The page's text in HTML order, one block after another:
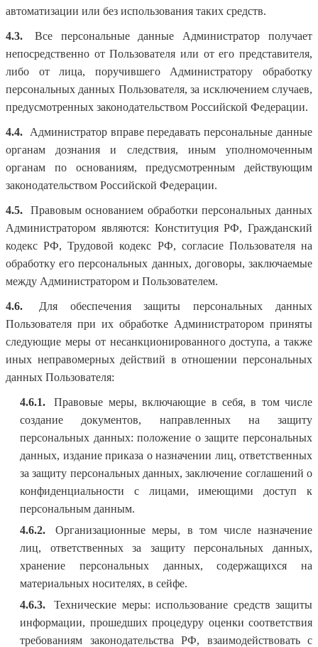
автоматизации или без использования таких средств.
4.3.
Все персональные данные Администратор получает
непосредственно от Пользователя или от его представителя,
либо от лица, поручившего Администратору обработку
персональных данных Пользователя, за исключением случаев,
предусмотренных законодательством Российской Федерации.
4.4.
Администратор вправе передавать персональные данные
органам дознания и следствия, иным уполномоченным
органам по основаниям, предусмотренным действующим
законодательством Российской Федерации.
4.5.
Правовым основанием обработки персональных данных
Администратором являются: Конституция РФ, Гражданский
кодекс РФ, Трудовой кодекс РФ, согласие Пользователя на
обработку его персональных данных, договоры, заключаемые
между Администратором и Пользователем.
4.6.
Для обеспечения защиты персональных данных
Пользователя при их обработке Администратором приняты
следующие меры от несанкционированного доступа, а также
иных неправомерных действий в отношении персональных
данных Пользователя:
4.6.1.
Правовые меры, включающие в себя, в том числе
создание документов, направленных на защиту
персональных данных: положение о защите персональных
данных, издание приказа о назначении лиц, ответственных
за защиту персональных данных, заключение соглашений о
конфиденциальности с лицами, имеющими доступ к
персональным данным.
4.6.2.
Организационные меры, в том числе назначение
лиц, ответственных за защиту персональных данных,
хранение персональных данных, содержащихся на
материальных носителях, в сейфе.
4.6.3.
Технические меры: использование средств защиты
информации, прошедших процедуру оценки соответствия
требованиям законодательства РФ, взаимодействовать с